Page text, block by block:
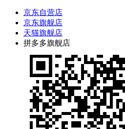
京东自营店
京东旗舰店
天猫旗舰店
拼多多旗舰店